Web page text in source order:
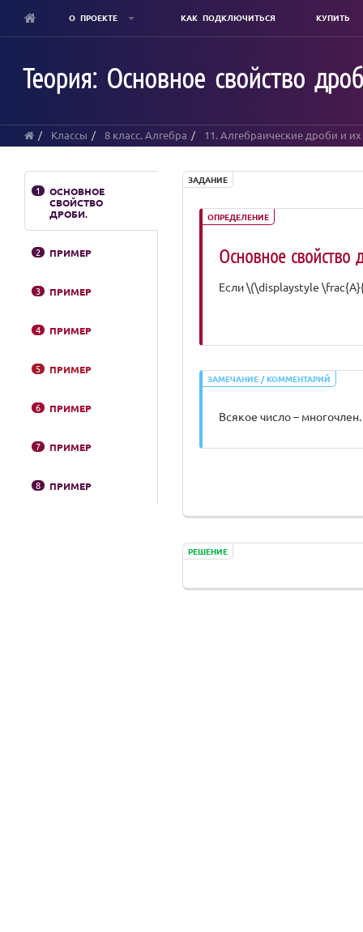
content
О ПРОЕКТЕ КАК ПОДКЛЮЧИТЬСЯ КУПИТЬ
Теория: Основное свойство
Классы 8 класс. Алгебра 11. Алгебраические дроби и
1
ОСНОВНОЕ
СВОЙСТВО
ДРОБИ.
2 ПРИМЕР
3 ПРИМЕР
4 ПРИМЕР
5 ПРИМЕР
6 ПРИМЕР
7 ПРИМЕР
8 ПРИМЕР
ЗАДАНИЕ
ОПРЕДЕЛЕНИЕ
Основное свойство
Если \(\displaystyle
ЗАМЕЧАНИЕ / КОММЕНТАРИЙ
Всякое число – многочлен.
РЕШЕНИЕ